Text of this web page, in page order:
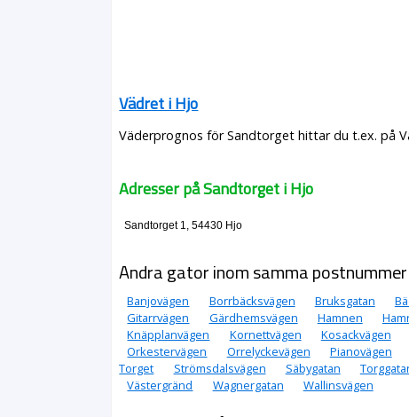
Vädret i Hjo
Väderprognos för Sandtorget hittar du t.ex. på
Adresser på Sandtorget i Hjo
Sandtorget 1, 54430 Hjo
Andra gator inom samma postnummer
Banjovägen Borrbäcksvägen Bruksgatan
Gitarrvägen
Gärdhemsvägen Hamnen
Knäpplanvägen
Kornettvägen Kosackvägen
Orkestervägen
Orrelyckevägen Pianovägen
Torget
Strömsdalsvägen Säbygatan
Västergränd
Wagnergatan Wallinsvägen